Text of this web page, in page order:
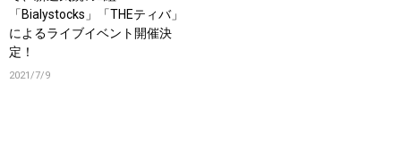
「Bialystocks」「THEティバ」
によるライブイベント開催決
定！
2021/7/9